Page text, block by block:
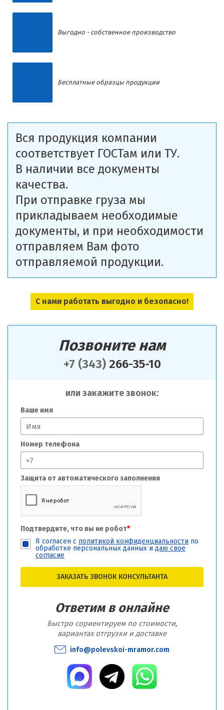
Позвоните нам
+7 (343)266-35-10
или закажите звонок:
Ваше имя
Номер телефона
Защита от автоматического заполнения
Подтвердите, что вы не робот*
Я согласен с политикой конфиденциальности по
обработке персональных данных и даю свое
согласие
ЗАКАЗАТЬ ЗВОНОК КОНСУЛЬТАНТА
Ответим в онлайне
Быстро сориентируем по стоимости,
вариантах отгрузки и доставке
info@polevskoi-mramor.com
Выгодно - собственное производство
Бесплатные образцы продукции
Вся продукция компании
соответствует ГОСТам или ТУ.
В наличии все документы
качества.
При отправке груза мы
прикладываем необходимые
документы, и при необходимости
отправляем Вам фото
отправляемой продукции.
С нами работать выгодно и безопасно!